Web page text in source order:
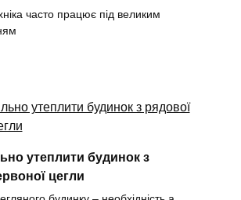
часто працює під великим
утеплити будинок з
цегли